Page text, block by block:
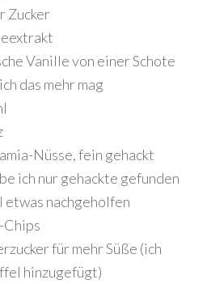
Zucker
Vanille von einer Schote
das mehr mag
Nüsse, fein gehackt
ich nur gehackte gefunden
etwas nachgeholfen
Chips
für mehr Süße (ich
hinzugefügt)